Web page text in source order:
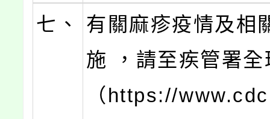
七、
有關麻疹疫情及相
施 ，請至疾管署
（https://